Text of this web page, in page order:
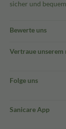
sicher und bequem
Bewerte uns
Vertraue unserem
Folge uns
Sanicare App